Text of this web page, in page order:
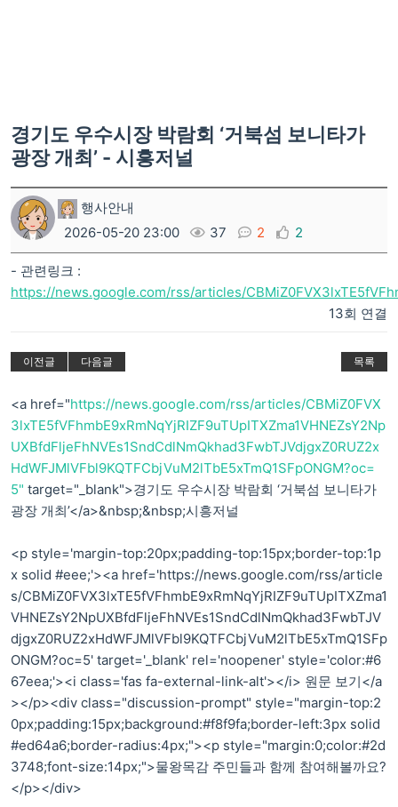
경기도 우수시장 박람회 ‘거북섬 보니타가
광장 개최’ - 시흥저널
행사안내
2026-05-20 23:00
37 2 2
- 관련링크 :
https://news.google.com/rss/articles/
13회 연결
이전글 다음글 목록
<a href="https://news.google.com/rss/articles/CBMiZ0FVX
3lxTE5fVFhmbE9xRmNqYjRIZF9uTUpITXZma1VHNEZsY2Np
UXBfdFljeFhNVEs1SndCdlNmQkhad3FwbTJVdjgxZ0RUZ2x
HdWFJMlVFbl9KQTFCbjVuM2lTbE5xTmQ1SFpONGM?oc=
5" target="_blank">경기도 우수시장 박람회 ‘거북섬 보니타가
광장 개최’</a>&nbsp;&nbsp;시흥저널
<p style='margin-top:20px;padding-top:15px;border-top:1p
x solid #eee;'><a href='https://news.google.com/rss/article
s/CBMiZ0FVX3lxTE5fVFhmbE9xRmNqYjRIZF9uTUpITXZma1
VHNEZsY2NpUXBfdFljeFhNVEs1SndCdlNmQkhad3FwbTJV
djgxZ0RUZ2xHdWFJMlVFbl9KQTFCbjVuM2lTbE5xTmQ1SFp
ONGM?oc=5' target='_blank' rel='noopener' style='color:#6
67eea;'><i class='fas fa-external-link-alt'></i> 원문 보기</a
></p><div class="discussion-prompt" style="margin-top:2
0px;padding:15px;background:#f8f9fa;border-left:3px solid
#ed64a6;border-radius:4px;"><p style="margin:0;color:#2d
3748;font-size:14px;">물왕목감 주민들과 함께 참여해볼까요?
</p></div>